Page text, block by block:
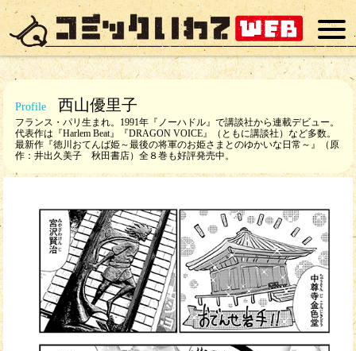
西山優里子
フランス・パリ生まれ。1991年『ノーハドル』で講談社から連載デビュー。
代表作は『Harlem Beat』『DRAGON VOICE』（ともに講談社）など多数。
最新作『徳川おてんば姫～最後の将軍のお姫さまとのゆかいな日常～』（原
作：井出久美子 秋田書店）全８巻も好評発売中。